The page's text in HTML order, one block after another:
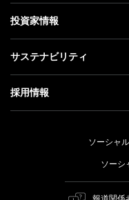
更新情報
記者説明会
社長メッセージ
事業紹介
ガバナンス
理念・ビジョン・戦略
成長戦略「Activate AI
人材戦略
投資家情報
投資家情報 トップ
経営方針
個人投資家の皆さまへ
株式と社債について
サステナビリティ
サステナビリティ トップ
トップメッセージ
ESG方針・体制
採用情報
ソーシャ
ソーシ